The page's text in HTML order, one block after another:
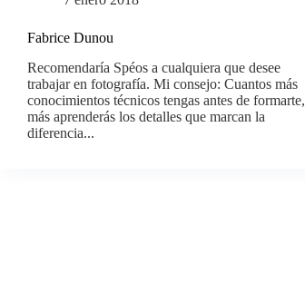
Fabrice Dunou
Recomendaría Spéos a cualquiera que desee
trabajar en fotografía. Mi consejo: Cuantos más
conocimientos técnicos tengas antes de formarte,
más aprenderás los detalles que marcan la
diferencia...